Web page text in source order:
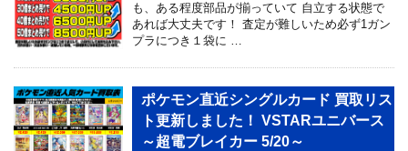
も、ある程度部品が揃っていて 自立する状態で
あれば大丈夫です！ 査定が難しいため必ず1ガン
プラにつき１袋に …
ポケモン直近シングルカード 買取リス
ト更新しました！ VSTARユニバース
～超電ブレイカー 5/20～